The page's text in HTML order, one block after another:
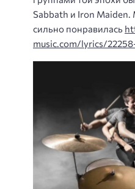
Sabbath и Iron Maiden.
сильно понравилась
music.com/lyrics/